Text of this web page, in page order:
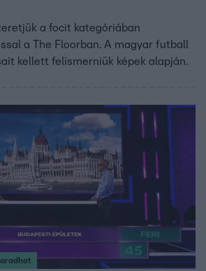
a focit kategóriában
a The Floorban. A magyar futball
kellett felismerniük képek alapján.